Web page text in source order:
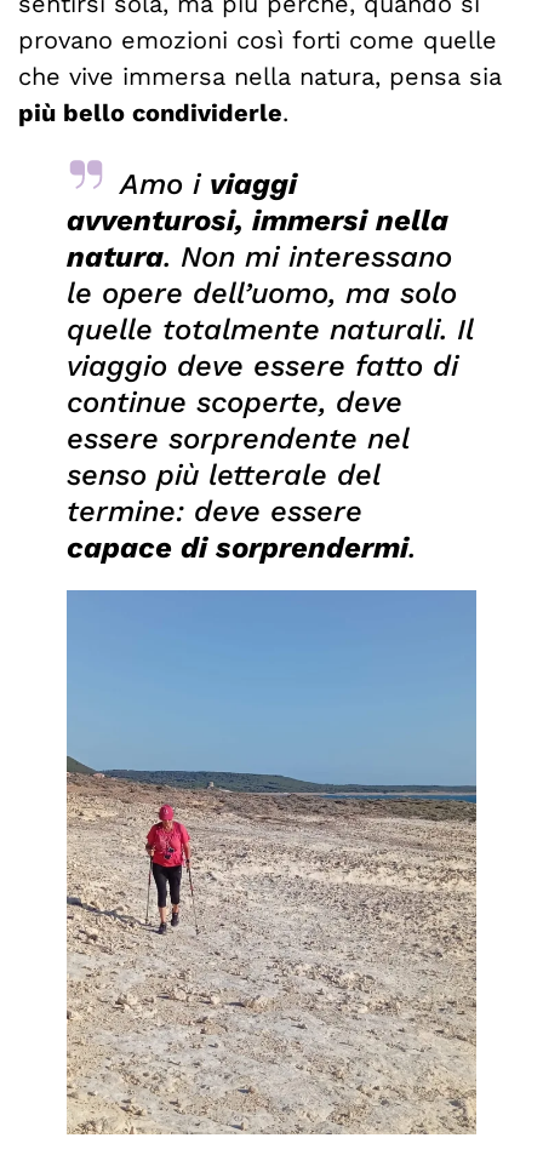
provano emozioni così forti come quelle
che vive immersa nella natura, pensa sia
più bello condividerle.
Amo i viaggi
avventurosi, immersi nella
natura. Non mi interessano
le opere dell’uomo, ma solo
quelle totalmente naturali. Il
viaggio deve essere fatto di
continue scoperte, deve
essere sorprendente nel
senso più letterale del
termine: deve essere
capace di sorprendermi.